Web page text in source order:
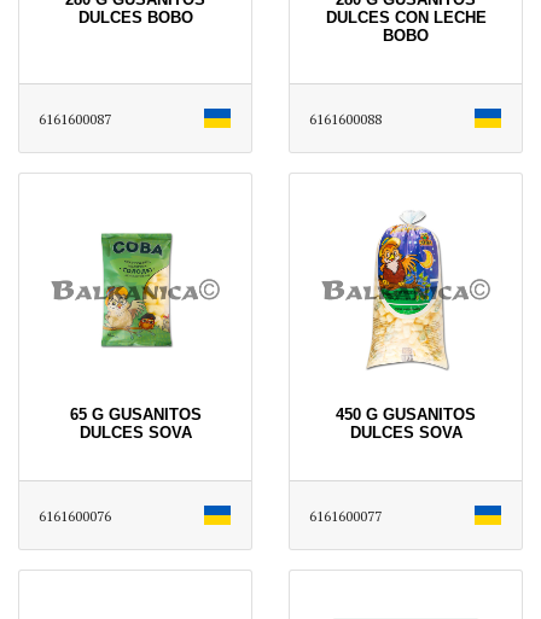
DULCES BOBO
6161600087
DULCES CON LECHE
BOBO
6161600088
65 G GUSANITOS
DULCES SOVA
6161600076
450 G GUSANITOS
DULCES SOVA
6161600077